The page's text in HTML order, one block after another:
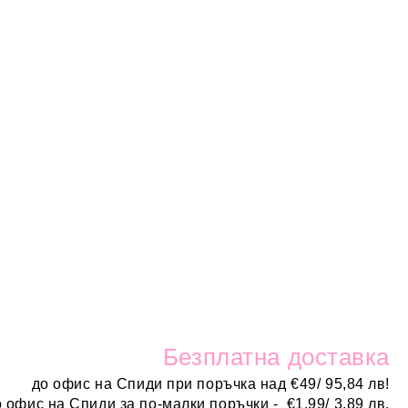
Безплатна доставка
до офис на Спиди при поръчка над€49/ 95,84 лв!
офис на Спиди за по-малки поръчки - €1,99/ 3,89 лв.